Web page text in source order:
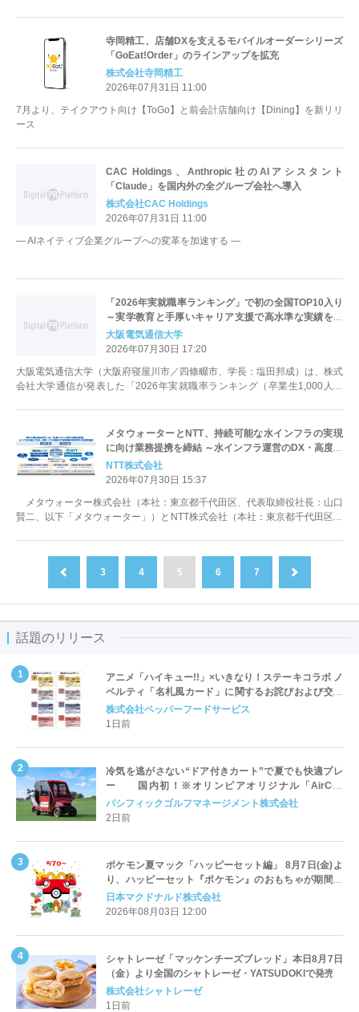
寺岡精工、店舗DXを支えるモバイルオーダーシリーズ
「GoEat!Order」のラインアップを拡充
株式会社寺岡精工
2026年07月31日 11:00
7月より、テイクアウト向け【ToGo】と前会計店舗向け【Dining】を新リリ
ース
CAC Holdings、Anthropic社のAIアシスタント
「Claude」を国内外の全グループ会社へ導入
株式会社CAC Holdings
2026年07月31日 11:00
― AIネイティブ企業グループへの変革を加速する ―
「2026年実就職率ランキング」で初の全国TOP10入り
～実学教育と手厚いキャリア支援で高水準な実績を実
証～
大阪電気通信大学
2026年07月30日 17:20
大阪電気通信大学（大阪府寝屋川市／四條畷市、学長：塩田邦成）は、株式
会社大学通信が発表した「2026年実就職率ランキング（卒業生1,000人以
メタウォーターとNTT、持続可能な水インフラの実現
に向け業務提携を締結 ～水インフラ運営のDX・高度化
と地域課題の解決に向けた協業を推進～
NTT株式会社
2026年07月30日 15:37
メタウォーター株式会社（本社：東京都千代田区、代表取締役社長：山口
賢二、以下「メタウォーター」）とNTT株式会社（本社：東京都千代田区、
3 4 5 6 7
話題のリリース
アニメ「ハイキュー!!」×いきなり！ステーキコラボ ノ
ベルティ「名札風カード」に関するお詫びおよび交換
対応についてのご案内
株式会社ペッパーフードサービス
1日前
冷気を逃がさない“ドア付きカート”で夏でも快適プレ
ー 国内初！※オリンピアオリジナル「AirCon
Cart（エアコンカート）」導入 | ＰＧＭ
パシフィックゴルフマネージメント株式会社
2日前
ポケモン夏マック「ハッピーセット編」 8月7日(金)よ
り、ハッピーセット『ポケモン』のおもちゃが期間限
定登場
日本マクドナルド株式会社
2026年08月03日 12:00
シャトレーゼ「マッケンチーズブレッド」本日8月7日
（金）より全国のシャトレーゼ・YATSUDOKIで発売
株式会社シャトレーゼ
1日前